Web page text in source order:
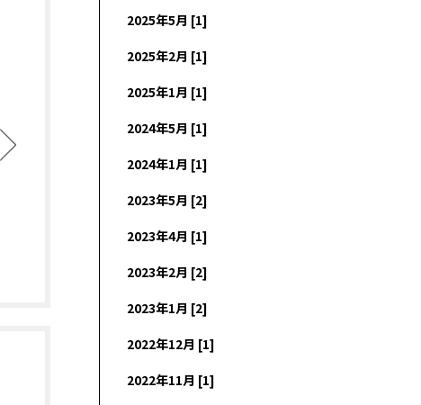
2025年5月 [1]
2025年2月 [1]
2025年1月 [1]
2024年5月 [1]
2024年1月 [1]
2023年5月 [2]
2023年4月 [1]
2023年2月 [2]
2023年1月 [2]
2022年12月 [1]
2022年11月 [1]